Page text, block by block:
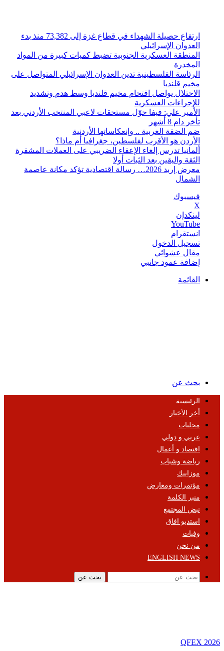
ارتفاع حصيلة الشهداء في قطاع غزة إلى 73,382 منذ بدء
العدوان الإسرائيلي
المنطقة العسكرية الجنوبية تضبط كميات كبيرة من المواد
المخدرة
الرئاسة الفلسطينية تدين العدوان الإسرائيلي المتواصل على
مخيم قلنديا
الاحتلال يواصل اقتحام مخيم قلنديا وسط هدم وتشديد
للإجراءات العسكرية
الأمير علي: فيفا حوّل مستحقات لاعبي المنتخب الأردني بعد
تأخر دام 8 أشهر
ضم الضفة الغربية .. وإنعكاساتها الأردنية
الأردن هو الأقرب لفلسطين، جغرافيا أم ماذا؟
ألمانيا تدرس إلغاء الإعفاء الضريبي على العملات المشفرة
الثقة واليقين بعد الثبات أولا
معرض إربد 2026… رسالة اقتصادية تؤكد مكانة عاصمة
الشمال
فيسبوك
‫X
لينكدإن
‫YouTube
انستقرام
تسجيل الدخول
مقال عشوائي
إضافة عمود جانبي
القائمة
بحث عن
الرئيسية
أخر الأخبار
محليات
عربي و دولي
اقتصاد و أعمال
رياضة وشباب
موزاييك
مؤتمرات ومعارض
منبر الكلمة
نبض المجتمع
استديو افاق
وفيات
من نحن
ENGLISH NEWS
بحث عن
QFEX 2026